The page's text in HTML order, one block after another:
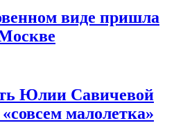
виде пришла
Юлии Савичевой
малолетка»